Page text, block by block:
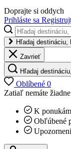
Doprajte si oddych
Prihláste sa
Hľadaj destináciu,
Zavrieť
Hľadaj
Oblíbené 0
Zatiaľ nemáte
K
Obľúbené